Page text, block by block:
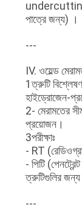
পাত্রে জন্য) ।
---
IV. ওয়েল্ড
1ত্রুটি
হাইড্রোজেন-
2- মেরামতের
প্রয়োজন।
3পরীক্ষাঃ
- RT
- পিটি
ত্রুটিগুলির
---